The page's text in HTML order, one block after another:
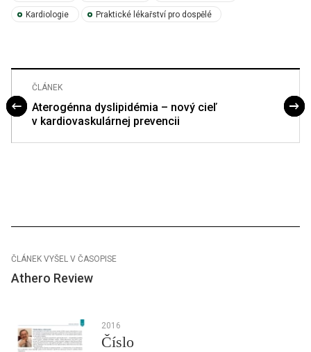
Kardiologie Praktické lékařství pro dospělé
ČLÁNEK
Aterogénna dyslipidémia – nový cieľ
v kardiovaskulárnej prevencii
ČLÁNEK VYŠEL V ČASOPISE
Athero Review
2016
Číslo